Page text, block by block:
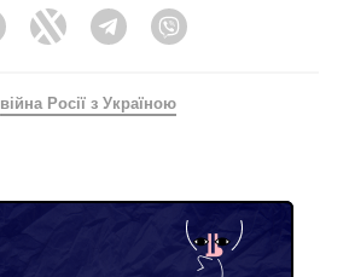
FacebookTwitter Telegram
війна Росії з Україною